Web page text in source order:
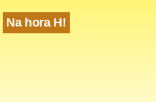
Na hora H!